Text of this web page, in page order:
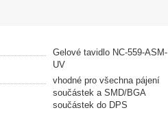
Gelové tavidlo NC-559-ASM-
UV
vhodné pro všechna pájení
součástek a SMD/BGA
součástek do DPS